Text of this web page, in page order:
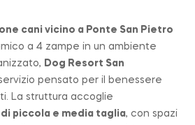
cani vicino a Ponte San Pietro
a 4 zampe in un ambiente
Dog Resort San
pensato per il benessere
La struttura accoglie
di piccola e media taglia, con spazi